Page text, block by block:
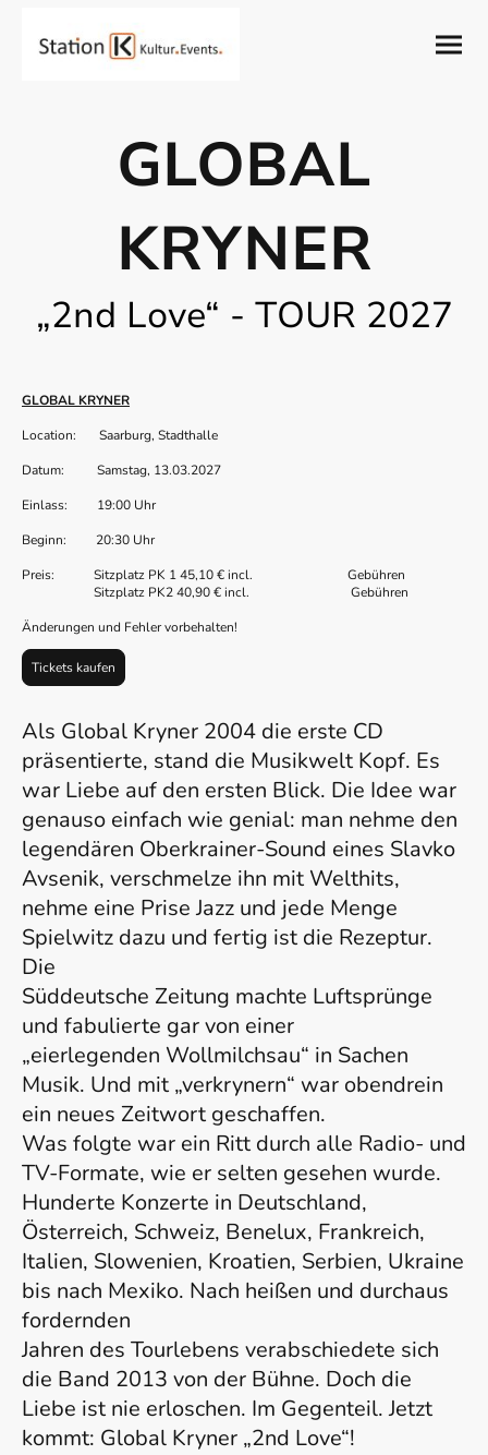
GLOBAL
KRYNER
„2nd Love“ - TOUR 2027
GLOBAL KRYNER
Location: Saarburg, Stadthalle
Datum: Samstag, 13.03.2027
Einlass: 19:00 Uhr
Beginn: 20:30 Uhr
Preis: Sitzplatz PK 1 45,10 € incl. Gebühren
Sitzplatz PK2 40,90 € incl. Gebühren
Änderungen und Fehler vorbehalten!
Tickets kaufen
Als Global Kryner 2004 die erste CD
präsentierte, stand die Musikwelt Kopf. Es
war Liebe auf den ersten Blick. Die Idee war
genauso einfach wie genial: man nehme den
legendären Oberkrainer-Sound eines Slavko
Avsenik, verschmelze ihn mit Welthits,
nehme eine Prise Jazz und jede Menge
Spielwitz dazu und fertig ist die Rezeptur.
Die
Süddeutsche Zeitung machte Luftsprünge
und fabulierte gar von einer
„eierlegenden Wollmilchsau“ in Sachen
Musik. Und mit „verkrynern“ war obendrein
ein neues Zeitwort geschaffen.
Was folgte war ein Ritt durch alle Radio- und
TV-Formate, wie er selten gesehen wurde.
Hunderte Konzerte in Deutschland,
Österreich, Schweiz, Benelux, Frankreich,
Italien, Slowenien, Kroatien, Serbien, Ukraine
bis nach Mexiko. Nach heißen und durchaus
fordernden
Jahren des Tourlebens verabschiedete sich
die Band 2013 von der Bühne. Doch die
Liebe ist nie erloschen. Im Gegenteil. Jetzt
kommt: Global Kryner „2nd Love“!